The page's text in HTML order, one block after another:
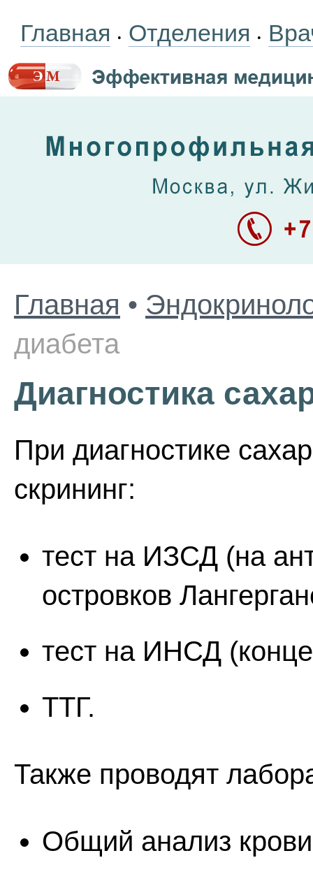
Главная • Отделения •
Главная •
диабета
Диагностика
При диагностике
скрининг:
тест на ИЗСД (на
островков
тест на ИНСД
ТТГ.
Также проводят
Общий анализ